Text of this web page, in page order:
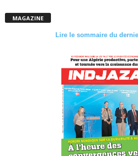
MAGAZINE
Lire le sommaire du